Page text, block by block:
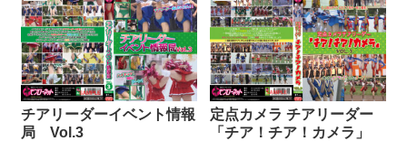
チアリーダーイベント情報
局 Vol.3
定点カメラ チアリーダー
「チア！チア！カメラ」